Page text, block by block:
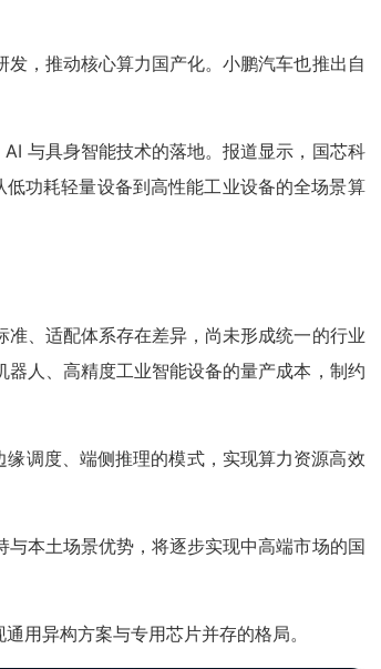
，推动核心算力国产化。小鹏汽车也推出自
与具身智能技术的落地。报道显示，国芯科
功耗轻量设备到高性能工业设备的全场景算
、适配体系存在差异，尚未形成统一的行业
人、高精度工业智能设备的量产成本，制约
调度、端侧推理的模式，实现算力资源高效
本土场景优势，将逐步实现中高端市场的国
用异构方案与专用芯片并存的格局。